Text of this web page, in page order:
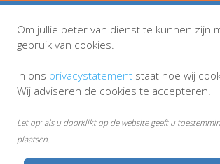
Om jullie beter van dienst te kunnen zijn
gebruik van cookies.
In ons privacystatement staat hoe wij
Wij adviseren de cookies te accepteren.
Let op: als u doorklikt op de website geeft u
plaatsen.